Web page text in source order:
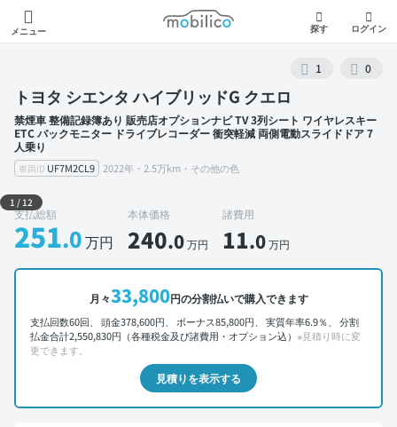
メニュー
モビリコ
探す ログイン
1 0
トヨタ シエンタ ハイブリッドG クエロ
禁煙車 整備記録簿あり 販売店オプションナビ TV 3列シート ワイヤレスキー
ETC バックモニター ドライブレコーダー 衝突軽減 両側電動スライドドア 7
人乗り
車両ID UF7M2CL9 2022年・2.5万km・その他の色
外装 左前
1 /12
支払総額
251.0万円
本体価格
240.0万円
諸費用
11.0万円
月々33,800円の分割払いで購入できます
支払回数60回、 頭金378,600円、 ボーナス85,800円、 実質年率6.9％、 分割
払金合計2,550,830円（各種税金及び諸費用・オプション込） ※見積り時に変
更できます。
見積りを表示する